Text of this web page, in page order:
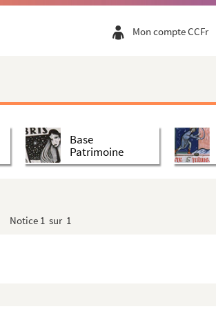
Mon compte CCFr
Base
Patrimoine
Notice 1 sur 1